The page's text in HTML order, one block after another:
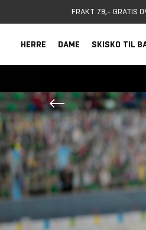
FRAKT 79,- GRATIS
HERRE DAME SKISKO TIL